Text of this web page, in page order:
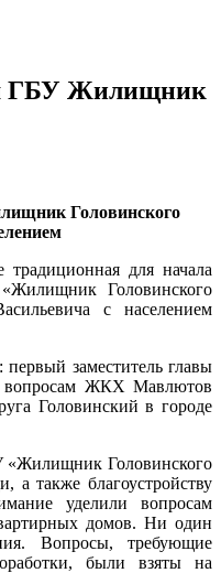
ГБУ Жилищник
Головинского
традиционная для начала
Головинского
с населением
первый заместитель главы
вопросам ЖКХ Мавлютов
Головинский в городе
«Жилищник Головинского
а также благоустройству
уделили вопросам
домов. Ни один
Вопросы, требующие
были взяты на